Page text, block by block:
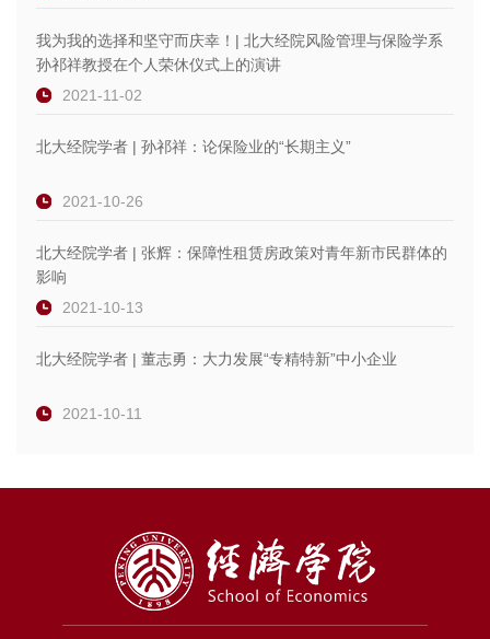
我为我的选择和坚守而庆幸！| 北大经院风险管理与保险学系
孙祁祥教授在个人荣休仪式上的演讲
2021-11-02
北大经院学者 | 孙祁祥：论保险业的“长期主义”
2021-10-26
北大经院学者 | 张辉：保障性租赁房政策对青年新市民群体的
影响
2021-10-13
北大经院学者 | 董志勇：大力发展“专精特新”中小企业
2021-10-11